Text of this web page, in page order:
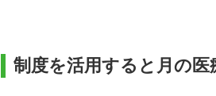
制度を活用すると月の